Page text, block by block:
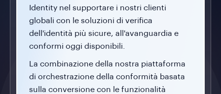
Identity nel supportare i nostri clienti
globali con le soluzioni di verifica
dell'identità più sicure, all'avanguardia e
conformi oggi disponibili.
La combinazione della nostra piattaforma
di orchestrazione della conformità basata
sulla conversione con le funzionalità